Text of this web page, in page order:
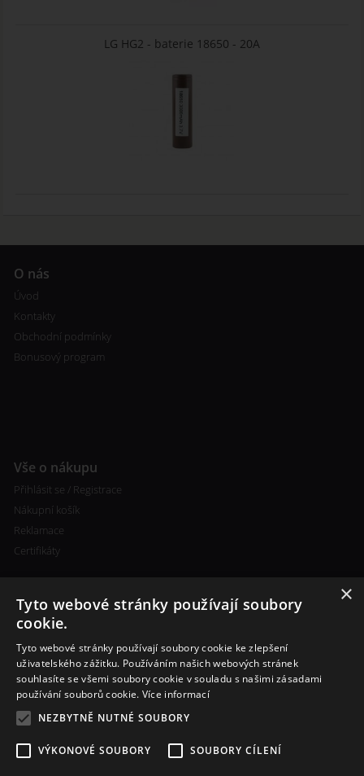
LG HG2 - baterie 18650 - 20A
O nás
Úvod
Kontakty
Obchodní podmínky
Bonusový program
Vše o nákupu
Přihlásit se / Registrace
Nákupní košík
Reklamace
Certifikáty
Kontakty
+420 773 693 673
info@cigareta-shop.cz
×
Tyto webové stránky používají soubory
cookie.
Tyto webové stránky používají soubory cookie ke zlepšení
uživatelského zážitku. Používáním našich webových stránek
souhlasíte se všemi soubory cookie v souladu s našimi zásadami
používání souborů cookie. Více informací
NEZBYTNĚ NUTNÉ SOUBORY
VÝKONOVÉ SOUBORY SOUBORY CÍLENÍ